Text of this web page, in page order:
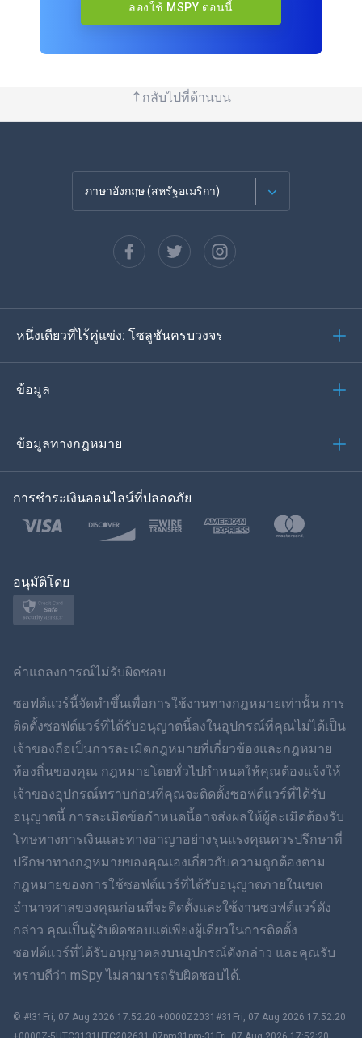
ลองใช้ MSPY ตอนนี้
กลับไปที่ด้านบน
ภาษาอังกฤษ (สหรัฐอเมริกา)
Español
ภาษาเยอรมัน
โปรตุเกส
ภาษาไทย
โปแลนด์
ภาษาไทย
Dansk
ฮินดี
ภาษาฮีบรู
โรมาเนีย
กรีก
หนึ่งเดียวที่ไร้คู่แข่ง: โซลูชันครบวงจร
ข้อมูล
ข้อมูลทางกฎหมาย
การชำระเงินออนไลน์ที่ปลอดภัย
อนุมัติโดย
คำแถลงการณ์ไม่รับผิดชอบ
ซอฟต์แวร์นี้จัดทำขึ้นเพื่อการใช้งานทางกฎหมายเท่านั้น การ
ติดตั้งซอฟต์แวร์ที่ได้รับอนุญาตนี้ลงในอุปกรณ์ที่คุณไม่ได้เป็น
เจ้าของถือเป็นการละเมิดกฎหมายที่เกี่ยวข้องและกฎหมาย
ท้องถิ่นของคุณ กฎหมายโดยทั่วไปกำหนดให้คุณต้องแจ้งให้
เจ้าของอุปกรณ์ทราบก่อนที่คุณจะติดตั้งซอฟต์แวร์ที่ได้รับ
อนุญาตนี้ การละเมิดข้อกำหนดนี้อาจส่งผลให้ผู้ละเมิดต้องรับ
โทษทางการเงินและทางอาญาอย่างรุนแรงคุณควรปรึกษาที่
ปรึกษาทางกฎหมายของคุณเองเกี่ยวกับความถูกต้องตาม
กฎหมายของการใช้ซอฟต์แวร์ที่ได้รับอนุญาตภายในเขต
อำนาจศาลของคุณก่อนที่จะติดตั้งและใช้งานซอฟต์แวร์ดัง
กล่าว คุณเป็นผู้รับผิดชอบแต่เพียงผู้เดียวในการติดตั้ง
ซอฟต์แวร์ที่ได้รับอนุญาตลงบนอุปกรณ์ดังกล่าว และคุณรับ
ทราบดีว่า mSpy ไม่สามารถรับผิดชอบได้.
© #!31Fri, 07 Aug 2026 17:52:20 +0000Z2031#31Fri, 07 Aug 2026 17:52:20